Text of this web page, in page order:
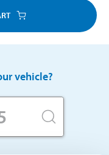
vehicle?